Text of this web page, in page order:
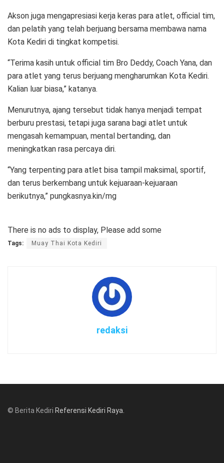
Akson juga mengapresiasi kerja keras para atlet, official tim,
dan pelatih yang telah berjuang bersama membawa nama
Kota Kediri di tingkat kompetisi.
“Terima kasih untuk official tim Bro Deddy, Coach Yana, dan
para atlet yang terus berjuang mengharumkan Kota Kediri.
Kalian luar biasa,” katanya.
Menurutnya, ajang tersebut tidak hanya menjadi tempat
berburu prestasi, tetapi juga sarana bagi atlet untuk
mengasah kemampuan, mental bertanding, dan
meningkatkan rasa percaya diri.
“Yang terpenting para atlet bisa tampil maksimal, sportif,
dan terus berkembang untuk kejuaraan-kejuaraan
berikutnya,” pungkasnya.kin/mg
There is no ads to display, Please add some
Tags: Muay Thai Kota Kediri
redaksi
© Berita Kediri Referensi Kediri Raya